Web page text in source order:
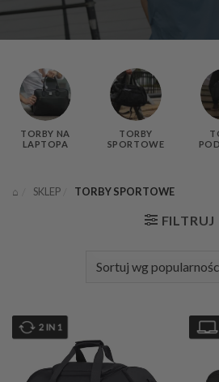
TORBY NA
LAPTOPA
TORBY
SPORTOWE
⌂ SKLEP TORBY SPORTOWE
FILTRUJ